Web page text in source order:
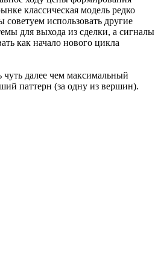
классическая модель редко
советуем использовать другие
для выхода из сделки, а сигналы
как начало нового цикла
далее чем максимальный
паттерн (за одну из вершин).